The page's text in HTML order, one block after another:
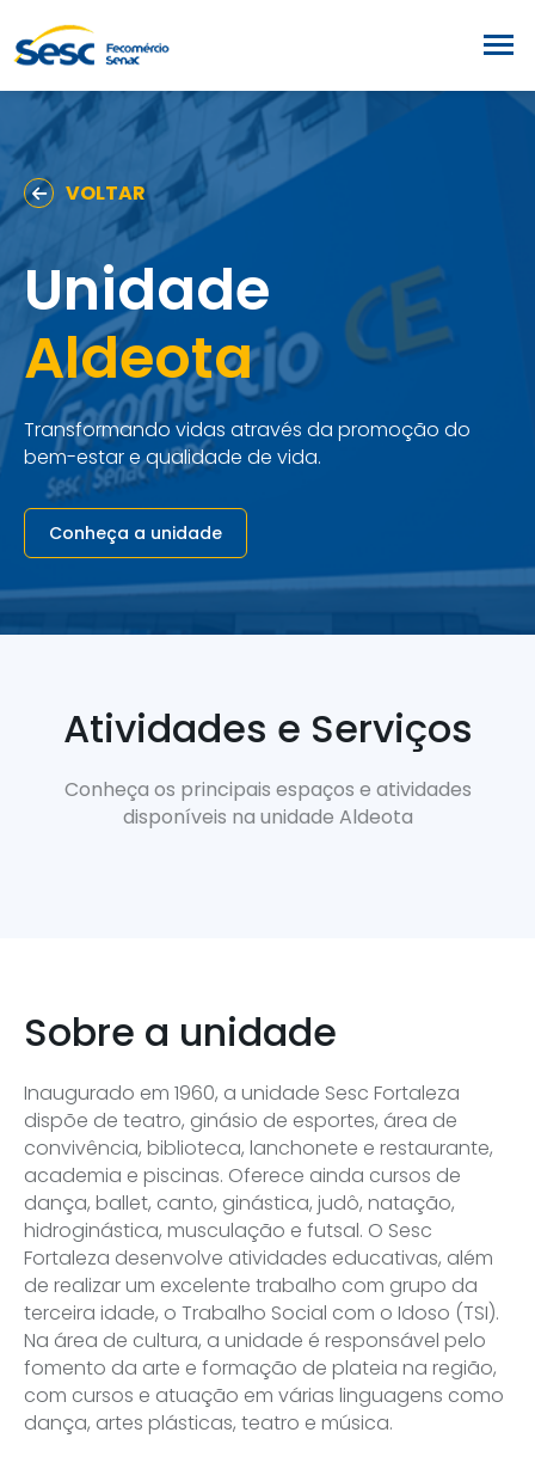
VOLTAR
Unidade
Aldeota
Transformando vidas através da promoção do
bem-estar e qualidade de vida.
Conheça a unidade
Atividades e Serviços
Conheça os principais espaços e atividades
disponíveis na unidade Aldeota
Sobre a unidade
Inaugurado em 1960, a unidade Sesc Fortaleza
dispõe de teatro, ginásio de esportes, área de
convivência, biblioteca, lanchonete e restaurante,
academia e piscinas. Oferece ainda cursos de
dança, ballet, canto, ginástica, judô, natação,
hidroginástica, musculação e futsal. O Sesc
Fortaleza desenvolve atividades educativas, além
de realizar um excelente trabalho com grupo da
terceira idade, o Trabalho Social com o Idoso (TSI).
Na área de cultura, a unidade é responsável pelo
fomento da arte e formação de plateia na região,
com cursos e atuação em várias linguagens como
dança, artes plásticas, teatro e música.